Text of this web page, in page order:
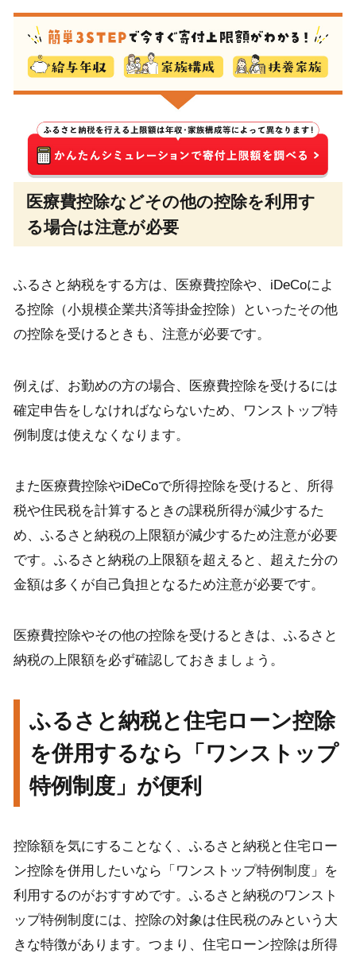
医療費控除などその他の控除を利用す
る場合は注意が必要
ふるさと納税をする方は、医療費控除や、iDeCoによ
る控除（小規模企業共済等掛金控除）といったその他
の控除を受けるときも、注意が必要です。
例えば、お勤めの方の場合、医療費控除を受けるには
確定申告をしなければならないため、ワンストップ特
例制度は使えなくなります。
また医療費控除やiDeCoで所得控除を受けると、所得
税や住民税を計算するときの課税所得が減少するた
め、ふるさと納税の上限額が減少するため注意が必要
です。ふるさと納税の上限額を超えると、超えた分の
金額は多くが自己負担となるため注意が必要です。
医療費控除やその他の控除を受けるときは、ふるさと
納税の上限額を必ず確認しておきましょう。
ふるさと納税と住宅ローン控除
を併用するなら「ワンストップ
特例制度」が便利
控除額を気にすることなく、ふるさと納税と住宅ロー
ン控除を併用したいなら「ワンストップ特例制度」を
利用するのがおすすめです。ふるさと納税のワンスト
ップ特例制度には、控除の対象は住民税のみという大
きな特徴があります。つまり、住宅ローン控除は所得